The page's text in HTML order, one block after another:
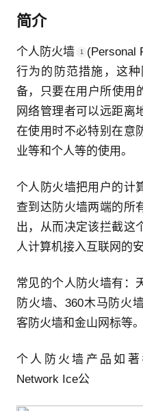
简介
个人防火墙 1
(Personal
行为的防范措施，这
备，只要在用户所使用
网络管理者可以远距离
在使用时不必特别在意
业等和个人等的使用。
个人防火墙把用户的计
查到达防火墙两端的所
出，从而决定该拦截这
人计算机接入互联网的
常见的个人防火墙有：
防火墙、360木马防火
客防火墙和金山网标等。
个人防火墙产品如著
Network Ice公